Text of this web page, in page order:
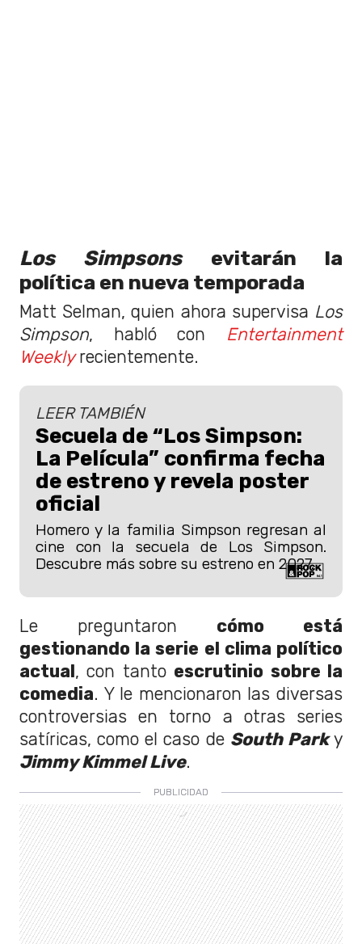
Los Simpsonsevitarán la
política en nueva temporada
Matt Selman, quien ahora supervisa Los
Simpson, habló con Entertainment
Weeklyrecientemente.
LEER TAMBIÉN
Secuela de “Los Simpson:
La Película” confirma fecha
de estreno y revela poster
oficial
Homero y la familia Simpson regresan al
cine con la secuela de Los Simpson.
Descubre más sobre su estreno en 2027.
Le preguntaron cómo está
gestionando la serie el clima político
actual, con tanto escrutinio sobre la
comedia. Y le mencionaron las diversas
controversias en torno a otras series
satíricas, como el caso de South Park y
Jimmy Kimmel Live.